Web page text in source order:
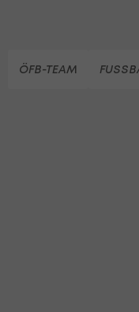
ÖFB-TEAM